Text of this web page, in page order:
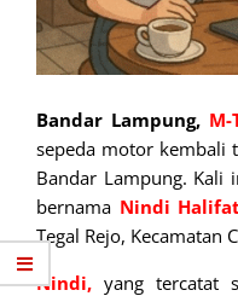
Bandar Lampung, M-
sepeda motor kembali
Bandar Lampung. Kali
bernama Nindi
Tegal Rejo, Kecamatan
Nindi, yang tercatat